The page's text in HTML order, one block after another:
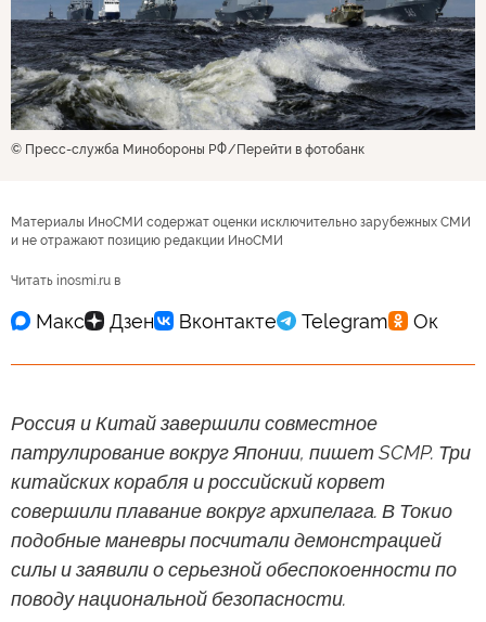
© Пресс-служба Минобороны РФ Перейти в фотобанк
Материалы ИноСМИ содержат оценки исключительно зарубежных СМИ
и не отражают позицию редакции ИноСМИ
Читать inosmi.ru в
Россия и Китай завершили совместное
патрулирование вокруг Японии, пишет SCMP. Три
китайских корабля и российский корвет
совершили плавание вокруг архипелага. В Токио
подобные маневры посчитали демонстрацией
силы и заявили о серьезной обеспокоенности по
поводу национальной безопасности.